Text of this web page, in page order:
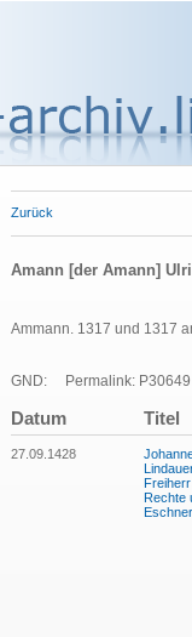
Zurück
Amann [der Amann]
Ammann. 1317 und 1317
GND: Permalink: P30649
Datum Titel
27.09.1428
Rechte